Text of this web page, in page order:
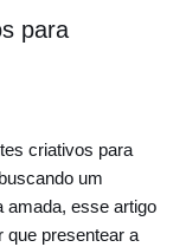
para
criativos para
um
amada, esse artigo
que presentear a